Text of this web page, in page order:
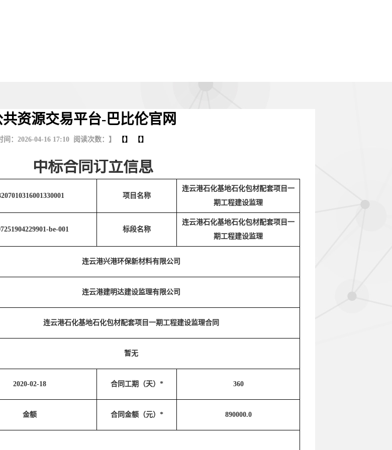
资源交易平台-巴比伦官网
间：2026-04-16 17:10 阅读次数：】 【】 【】
中标合同订立信息
项目名称
连云港石化基地石化包材配套项目一
期工程建设监理
be-001 标段名称
连云港石化基地石化包材配套项目一
期工程建设监理
连云港兴港环保新材料有限公司
连云港建明达建设监理有限公司
连云港石化基地石化包材配套项目一期工程建设监理合同
暂无
2020-02-18 合同工期（天）* 360
金额 合同金额（元）* 890000.0